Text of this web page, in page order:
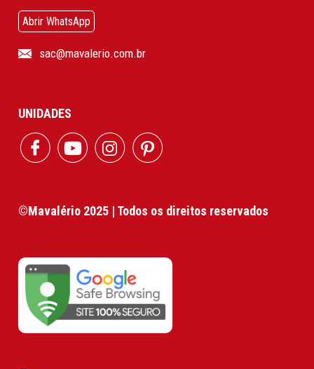
Abrir WhatsApp
sac@mavalerio.com.br
UNIDADES
©Mavalério 2025 | Todos os direitos reservados